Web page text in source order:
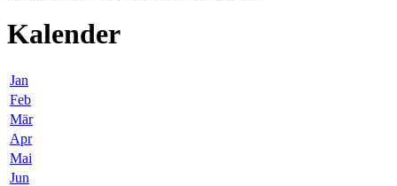
Kalender
Jan
Feb
Mär
Apr
Mai
Jun